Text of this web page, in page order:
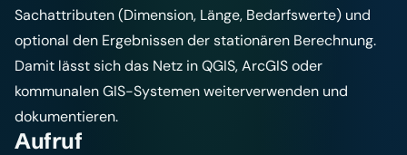
Sachattributen (Dimension, Länge, Bedarfswerte) und
optional den Ergebnissen der stationären Berechnung.
Damit lässt sich das Netz in QGIS, ArcGIS oder
kommunalen GIS-Systemen weiterverwenden und
dokumentieren.
Aufruf